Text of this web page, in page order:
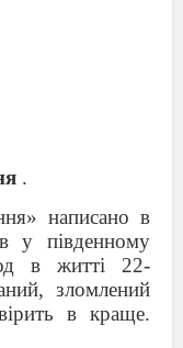
.
написано в
у південному
в житті 22-
зломлений
в краще.